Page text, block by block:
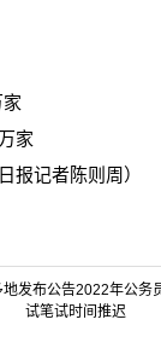
家
报记者陈则周）